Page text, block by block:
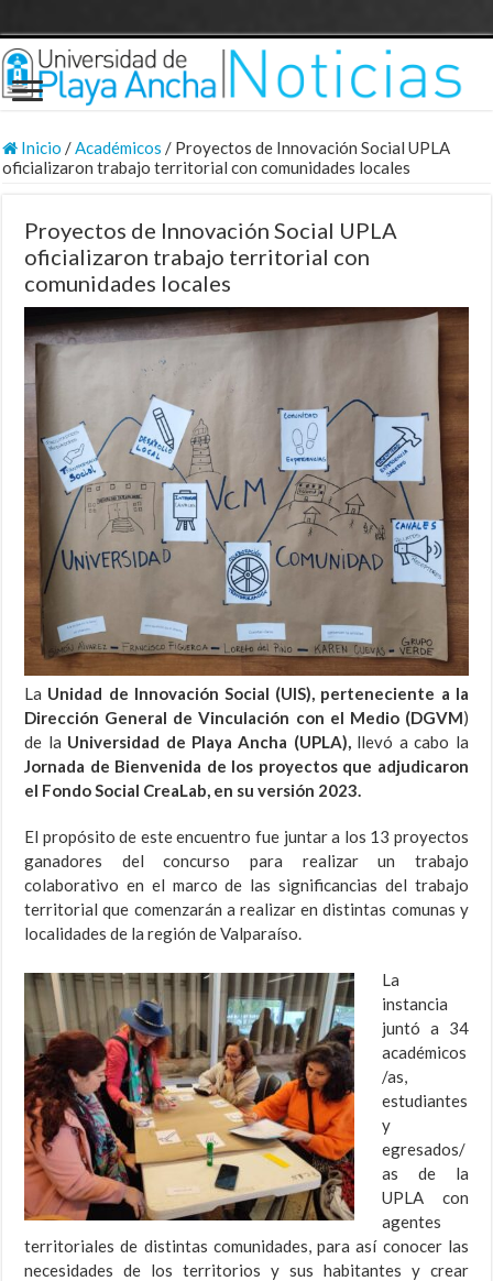
Inicio /Académicos / Proyectos de Innovación Social UPLA
oficializaron trabajo territorial con comunidades locales
Proyectos de Innovación Social UPLA
oficializaron trabajo territorial con
comunidades locales
La Unidad de Innovación Social (UIS), perteneciente a la
Dirección General de Vinculación con el Medio (DGVM)
de la Universidad de Playa Ancha (UPLA), llevó a cabo la
Jornada de Bienvenida de los proyectos que adjudicaron
el Fondo Social CreaLab, en su versión 2023.
El propósito de este encuentro fue juntar a los 13 proyectos
ganadores del concurso para realizar un trabajo
colaborativo en el marco de las significancias del trabajo
territorial que comenzarán a realizar en distintas comunas y
localidades de la región de Valparaíso.
La
instancia
juntó a 34
académicos
/as,
estudiantes
y
egresados/
as de la
UPLA con
agentes
territoriales de distintas comunidades, para así conocer las
necesidades de los territorios y sus habitantes y crear